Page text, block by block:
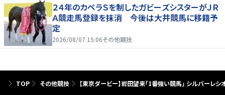
２４年のカペラＳを制したガビーズシスターがＪＲ
Ａ競走馬登録を抹消 今後は大井競馬に移籍予
定
2026/08/07 15:06その他競技
TOP その他競技 【東京ダービー】岩田望来「1番強い競馬」 シルバーレ